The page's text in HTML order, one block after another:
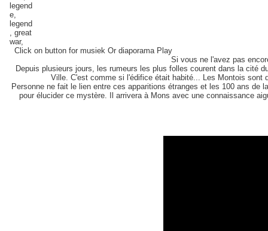
Click on button for musiek Or diaporama Play
Si vous ne l'avez pas
Depuis plusieurs jours, les rumeurs les plus folles courent dans la cité
Ville. C'est comme si l'édifice était habité... Les Montois sont
Personne ne fait le lien entre ces apparitions étranges et les 100 ans de
pour élucider ce mystère. Il arrivera à Mons avec une connaissance